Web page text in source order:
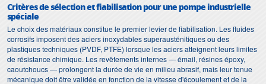
Critères de sélection et fiabilisation pour une pompe industrielle
spéciale
Le choix des matériaux constitue le premier levier de fiabilisation. Les fluides
corrosifs imposent des aciers inoxydables superausténitiques ou des
plastiques techniques (PVDF, PTFE) lorsque les aciers atteignent leurs limites
de résistance chimique. Les revêtements internes — émail, résines époxy,
caoutchoucs — prolongent la durée de vie en milieu abrasif, mais leur tenue
mécanique doit être validée en fonction de la vitesse d'écoulement et de la